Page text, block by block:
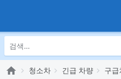
청소차 긴급 차량 구급